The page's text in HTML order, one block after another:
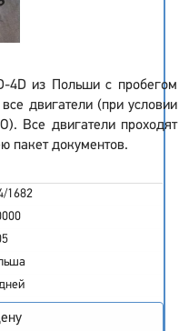
4D из Польши с пробегом
двигатели (при условии
Все двигатели проходят
пакет документов.
1682